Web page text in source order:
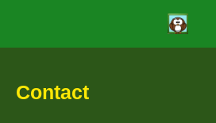
direct
de
Contact